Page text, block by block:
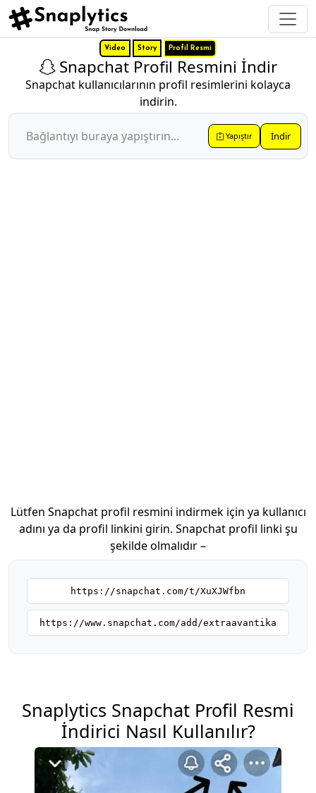
Video Story Profil Resmi
Snapchat Profil Resmini İndir
Snapchat kullanıcılarının profil resimlerini kolayca
indirin.
Yapıştır İndir
Lütfen Snapchat profil resmini indirmek için ya kullanıcı
adını ya da profil linkini girin. Snapchat profil linki şu
şekilde olmalıdır –
https://snapchat.com/t/XuXJWfbn
https://www.snapchat.com/add/extraavantika
Snaplytics Snapchat Profil Resmi
İndirici Nasıl Kullanılır?